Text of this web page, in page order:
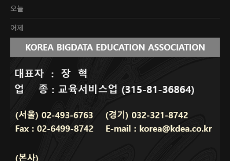
오늘
어제